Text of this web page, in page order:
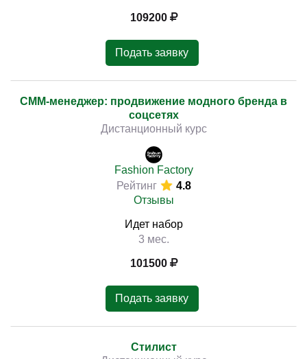
109200
Подать заявку
СММ-менеджер: продвижение модного бренда в
соцсетях
Дистанционный курс
Fashion Factory
Рейтинг
4.8
Отзывы
Идет набор
3 мес.
101500
Подать заявку
Стилист